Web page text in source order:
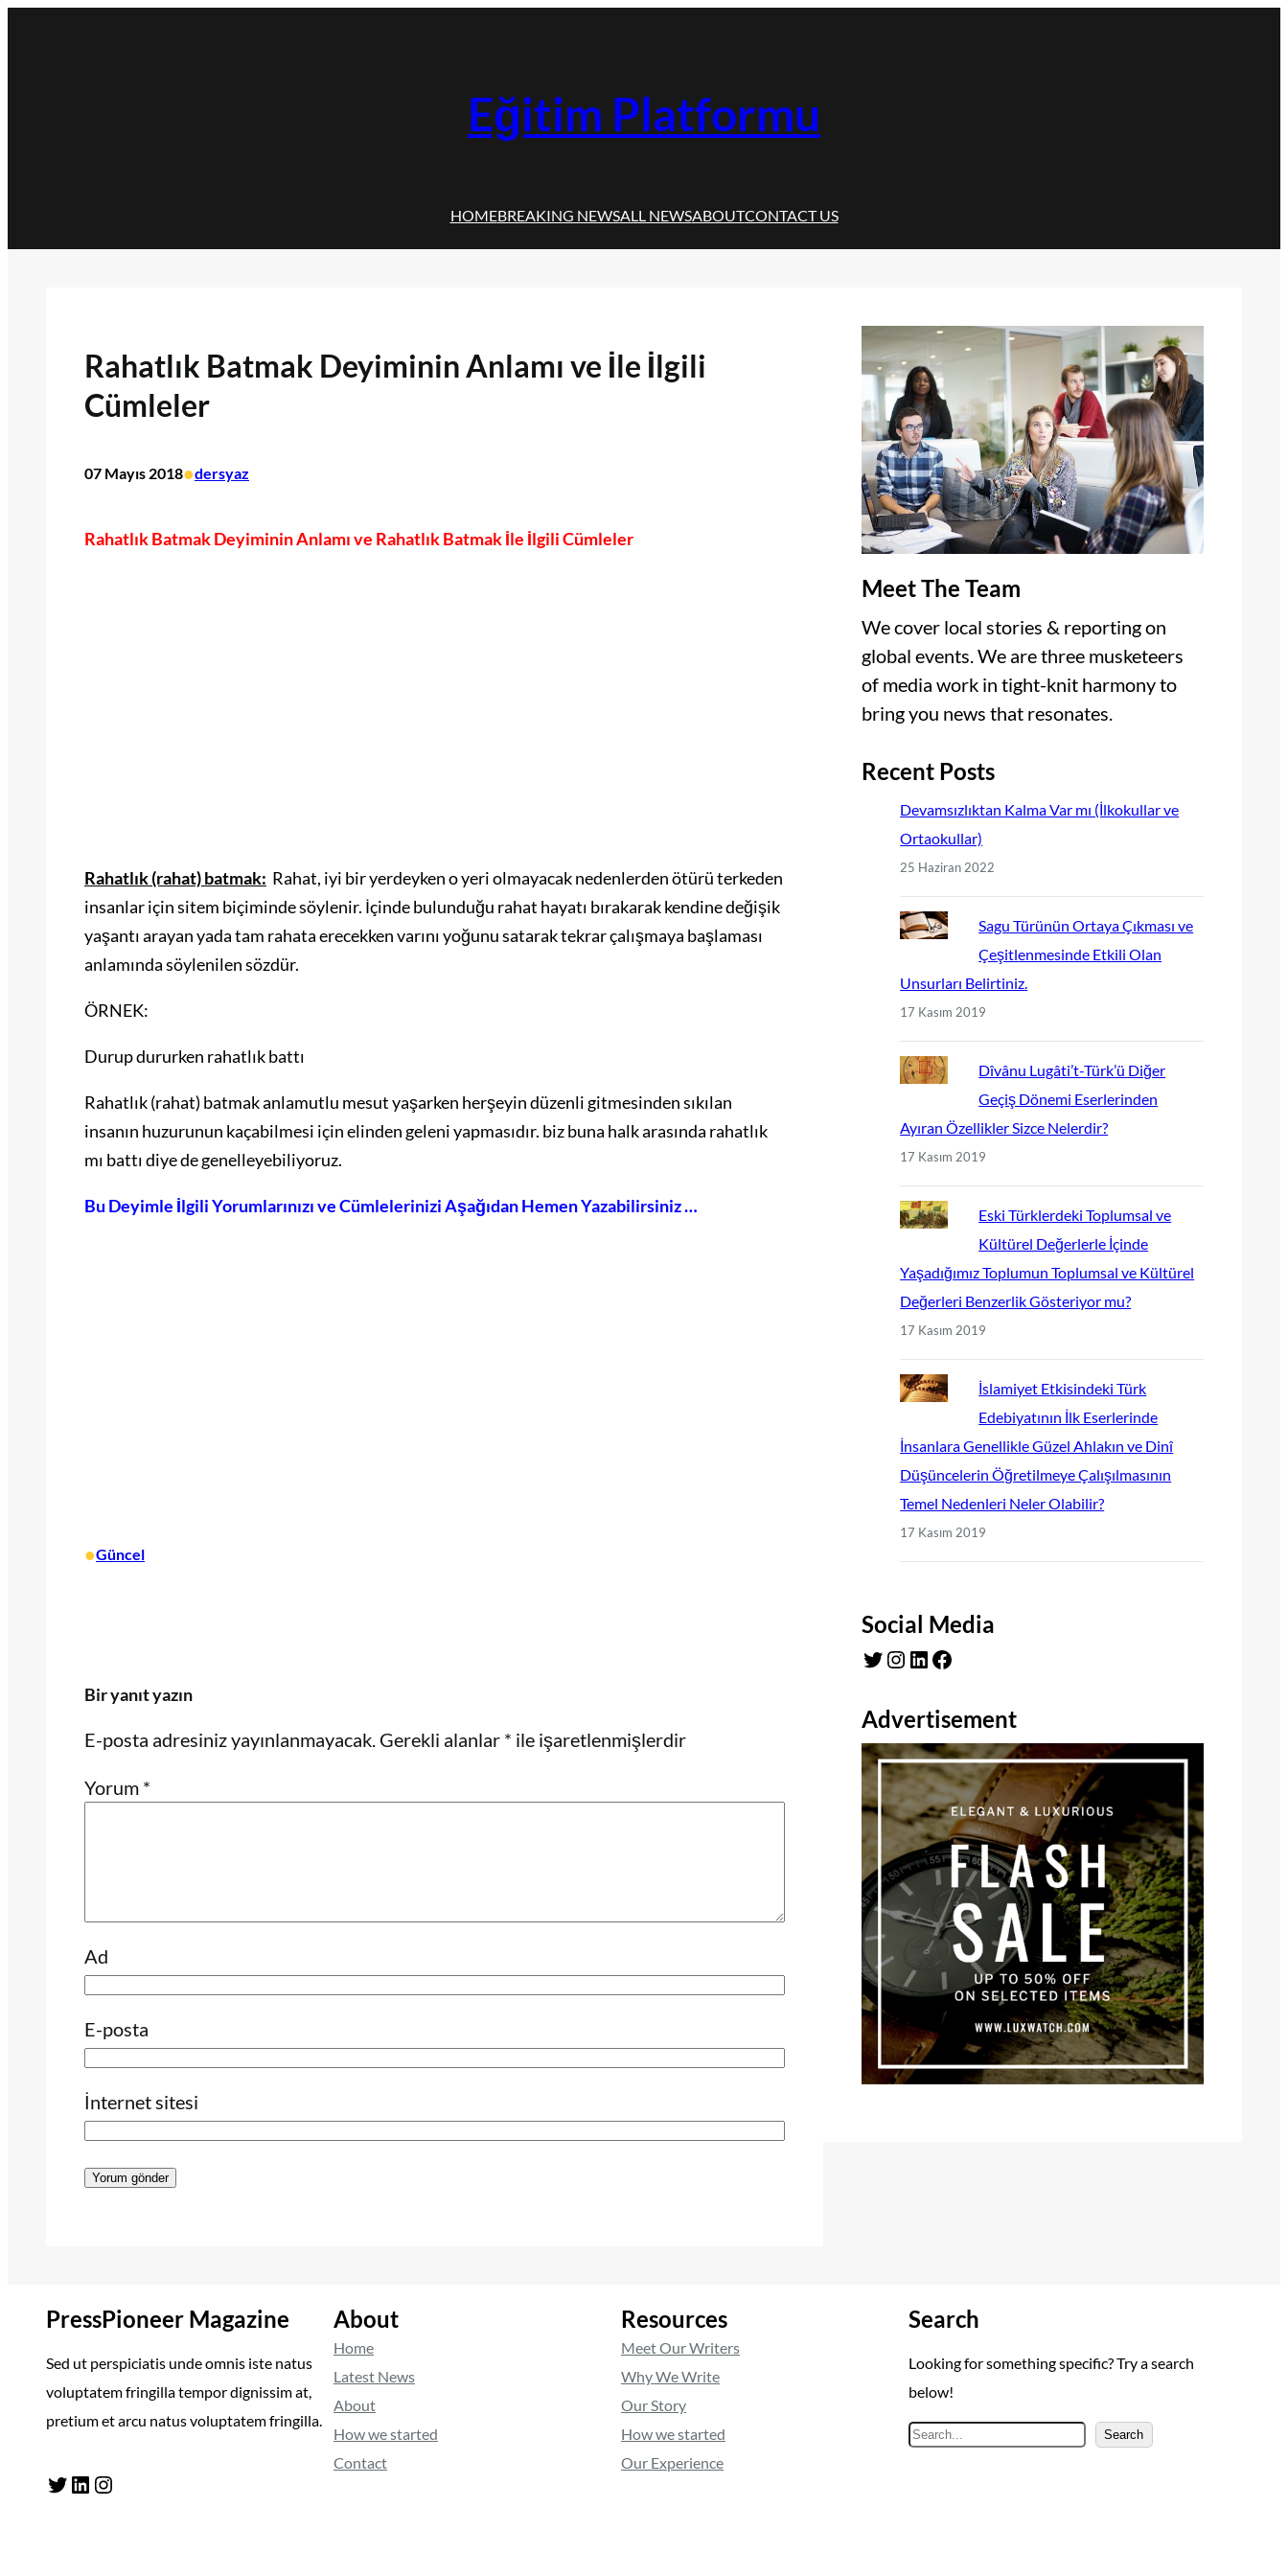
Eğitim Platformu
HOMEBREAKING NEWSALL NEWSABOUTCONTACT US
Rahatlık Batmak Deyiminin Anlamı ve İle İlgili
Cümleler
07 Mayıs 2018•dersyaz
Rahatlık Batmak Deyiminin Anlamı ve Rahatlık Batmak İle İlgili Cümleler
Rahatlık (rahat) batmak: Rahat, iyi bir yerdeyken o yeri olmayacak nedenlerden ötürü terkeden
insanlar için sitem biçiminde söylenir. İçinde bulunduğu rahat hayatı bırakarak kendine değişik
yaşantı arayan yada tam rahata erecekken varını yoğunu satarak tekrar çalışmaya başlaması
anlamında söylenilen sözdür.
ÖRNEK:
Durup dururken rahatlık battı
Rahatlık (rahat) batmak anlamutlu mesut yaşarken herşeyin düzenli gitmesinden sıkılan
insanın huzurunun kaçabilmesi için elinden geleni yapmasıdır. biz buna halk arasında rahatlık
mı battı diye de genelleyebiliyoruz.
Bu Deyimle İlgili Yorumlarınızı ve Cümlelerinizi Aşağıdan Hemen Yazabilirsiniz …
•Güncel
Bir yanıt yazın
E-posta adresiniz yayınlanmayacak. Gerekli alanlar * ile işaretlenmişlerdir
Yorum *
Ad
E-posta
İnternet sitesi
Meet The Team
We cover local stories & reporting on
global events. We are three musketeers
of media work in tight-knit harmony to
bring you news that resonates.
Recent Posts
Devamsızlıktan Kalma Var mı (İlkokullar ve
Ortaokullar)
25 Haziran 2022
Sagu Türünün Ortaya Çıkması ve
Çeşitlenmesinde Etkili Olan
Unsurları Belirtiniz.
17 Kasım 2019
Dîvânu Lugâti’t-Türk’ü Diğer
Geçiş Dönemi Eserlerinden
Ayıran Özellikler Sizce Nelerdir?
17 Kasım 2019
Eski Türklerdeki Toplumsal ve
Kültürel Değerlerle İçinde
Yaşadığımız Toplumun Toplumsal ve Kültürel
Değerleri Benzerlik Gösteriyor mu?
17 Kasım 2019
İslamiyet Etkisindeki Türk
Edebiyatının İlk Eserlerinde
İnsanlara Genellikle Güzel Ahlakın ve Dinî
Düşüncelerin Öğretilmeye Çalışılmasının
Temel Nedenleri Neler Olabilir?
17 Kasım 2019
Social Media
Twitter
Instagram LinkedIn Facebook
Advertisement
PressPioneer Magazine
Sed ut perspiciatis unde omnis iste natus
voluptatem fringilla tempor dignissim at,
pretium et arcu natus voluptatem fringilla.
Twitter LinkedIn Instagram
About
Home
Latest News
About
How we started
Contact
Resources
Meet Our Writers
Why We Write
Our Story
How we started
Our Experience
Search
Looking for something specific? Try a search
below!
A
Search